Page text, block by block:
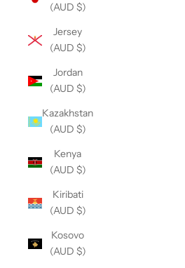
(AUD $)
Jersey
(AUD $)
Jordan
(AUD $)
Kazakhstan
(AUD $)
Kenya
(AUD $)
Kiribati
(AUD $)
Kosovo
(AUD $)